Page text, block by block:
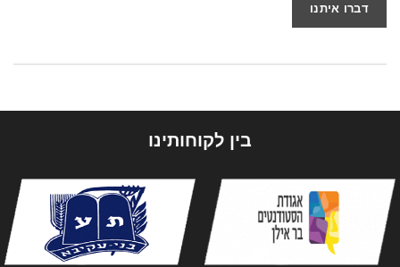
בין לקוחותינו